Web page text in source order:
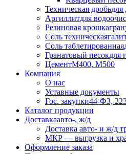
Техническая дробьдля
Аргиллитдля
Резиновая крошка
Соль техническая
Соль таблетированная
Гранатовый песокдля
ЦементМ400, М500
Компания
О нас
Уставные документы
Гос. закупки44-ФЗ,
Каталог продукции
Доставкаавто-, ж/д
Доставка авто- и ж/д
МКР — выгрузка и
Оформление заказа